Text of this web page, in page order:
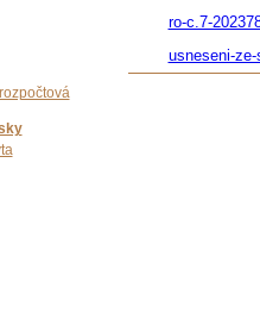
ro-c.7-
usneseni-